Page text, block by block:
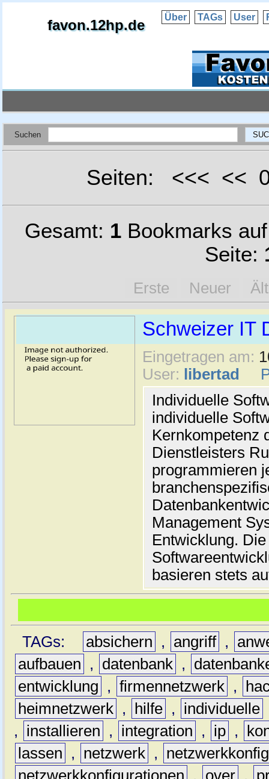
favon.12hp.de Über TAGs User
Suchen
Seiten: <<< <<
Gesamt: 1Bookmarks
Seite:
Erste Neuer
Schweizer IT
Eingetragen am:
User:
libertad
Individuelle
individuelle
Kernkompetenz
Dienstleisters
programmieren
Management
Entwicklung.
basieren stets
TAGs: absichern , angriff ,
aufbauen
, datenbank ,
entwicklung
, firmennetzwerk ,
heimnetzwerk , hilfe , individuelle
,
installieren , integration , ip ,
lassen
, netzwerk ,
netzwerkkonfigurationen
, over ,